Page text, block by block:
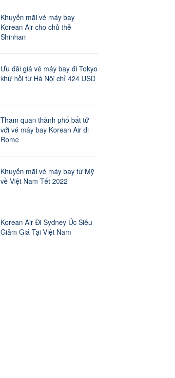
Khuyến mãi vé máy bay
Korean Air cho chủ thẻ
Shinhan
Ưu đãi giá vé máy bay đi Tokyo
khứ hồi từ Hà Nội chỉ 424 USD
Tham quan thành phố bất tử
với vé máy bay Korean Air đi
Rome
Khuyến mãi vé máy bay từ Mỹ
về Việt Nam Tết 2022
Korean Air Đi Sydney Úc Siêu
Giảm Giá Tại Việt Nam